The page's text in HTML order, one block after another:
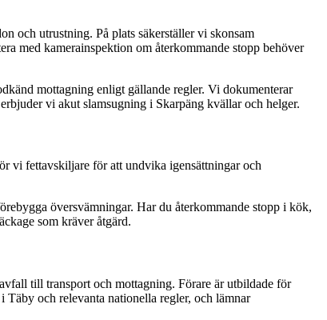
och utrustning. På plats säkerställer vi skonsam
med kamerainspektion om återkommande stopp behöver
mottagning enligt gällande regler. Vi dokumenterar
vi akut slamsugning i Skarpäng kvällar och helger.
vi fettavskiljare för att undvika igensättningar och
översvämningar. Har du återkommande stopp i kök,
som kräver åtgärd.
till transport och mottagning. Förare är utbildade för
och relevanta nationella regler, och lämnar